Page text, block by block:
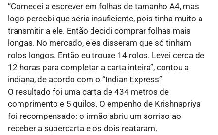
“Comecei a escrever em folhas de tamanho A4, mas
logo percebi que seria insuficiente, pois tinha muito a
transmitir a ele. Então decidi comprar folhas mais
longas. No mercado, eles disseram que só tinham
rolos longos. Então eu trouxe 14 rolos. Levei cerca de
12 horas para completar a carta inteira”, contou a
indiana, de acordo com o “Indian Express”.
O resultado foi uma carta de 434 metros de
comprimento e 5 quilos. O empenho de Krishnapriya
foi recompensado: o irmão abriu um sorriso ao
receber a supercarta e os dois reataram.